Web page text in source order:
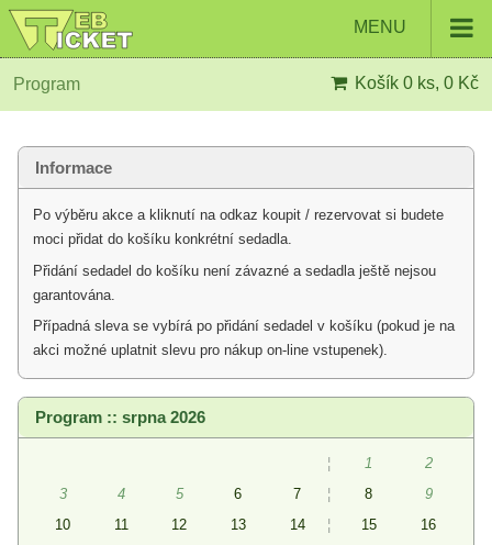
MENU
Program Košík 0 ks, 0 Kč
Informace
Po výběru akce a kliknutí na odkaz koupit / rezervovat si budete
moci přidat do košíku konkrétní sedadla.
Přidání sedadel do košíku není závazné a sedadla ještě nejsou
garantována.
Případná sleva se vybírá po přidání sedadel v košíku (pokud je na
akci možné uplatnit slevu pro nákup on-line vstupenek).
Program :: srpna 2026
¦ 1
2
3
4 5 6 7 ¦ 8
9
10
11 12 13 14 ¦ 15
16